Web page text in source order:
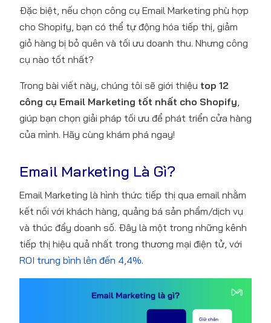
Đặc biệt, nếu chọn công cụ Email Marketing phù hợp
cho Shopify, bạn có thể tự động hóa tiếp thị, giảm
giỏ hàng bị bỏ quên và tối ưu doanh thu. Nhưng công
cụ nào tốt nhất?
Trong bài viết này, chúng tôi sẽ giới thiệu top 12
công cụ Email Marketing tốt nhất cho Shopify,
giúp bạn chọn giải pháp tối ưu để phát triển cửa hàng
của mình. Hãy cùng khám phá ngay!
Email Marketing Là Gì?
Email Marketing là hình thức tiếp thị qua email nhằm
kết nối với khách hàng, quảng bá sản phẩm/dịch vụ
và thúc đẩy doanh số. Đây là một trong những kênh
tiếp thị hiệu quả nhất trong thương mại điện tử, với
ROI trung bình lên đến 4,4%.